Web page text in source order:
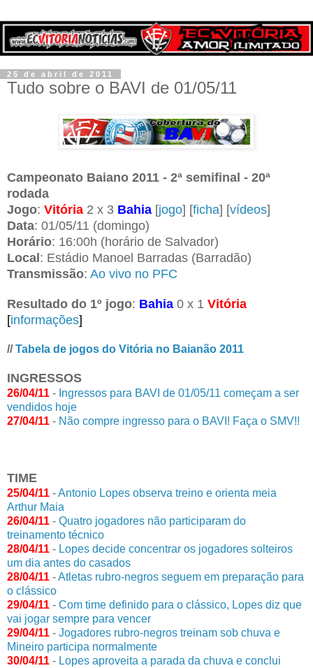
25 de abril de 2011
Tudo sobre o BAVI de 01/05/11
Campeonato Baiano 2011 - 2ª semifinal - 20ª
rodada
Jogo: Vitória 2 x 3 Bahia [jogo] [ficha] [vídeos]
Data: 01/05/11 (domingo)
Horário: 16:00h (horário de Salvador)
Local : Estádio Manoel Barradas (Barradão)
Transmissão: Ao vivo no PFC
Resultado do 1º jogo: Bahia 0 x 1 Vitória
[informações]
//Tabela de jogos do Vitória no Baianão 2011
INGRESSOS
26/04/11 - Ingressos para BAVI de 01/05/11 começam a ser
vendidos hoje
27/04/11 - Não compre ingresso para o BAVI! Faça o SMV!!
TIME
25/04/11 -Antonio Lopes observa treino e orienta meia
Arthur Maia
26/04/11 - Quatro jogadores não participaram do
treinamento técnico
28/04/11 - Lopes decide concentrar os jogadores solteiros
um dia antes do casados
28/04/11 -Atletas rubro-negros seguem em preparação para
o clássico
29/04/11 - Com time definido para o clássico, Lopes diz que
vai jogar sempre para vencer
29/04/11 - Jogadores rubro-negros treinam sob chuva e
Mineiro participa normalmente
30/04/11 - Lopes aproveita a parada da chuva e conclui